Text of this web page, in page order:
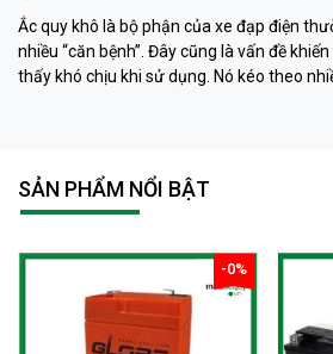
Ắc quy khô là bộ phận của xe đạp điện
nhiều “căn bệnh”. Đây cũng là vấn đề
thấy khó chịu khi sử dụng. Nó kéo theo
cách đơn giản và hiệu quả như ở tiệm
SẢN PHẨM NỔI BẬT
-0%
giảm